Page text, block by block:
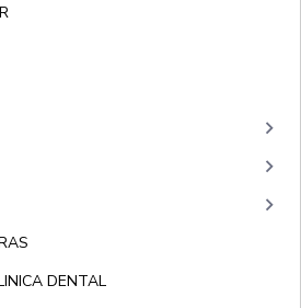
keyboard_arrow_right
keyboard_arrow_right
keyboard_arrow_right
DENTAL